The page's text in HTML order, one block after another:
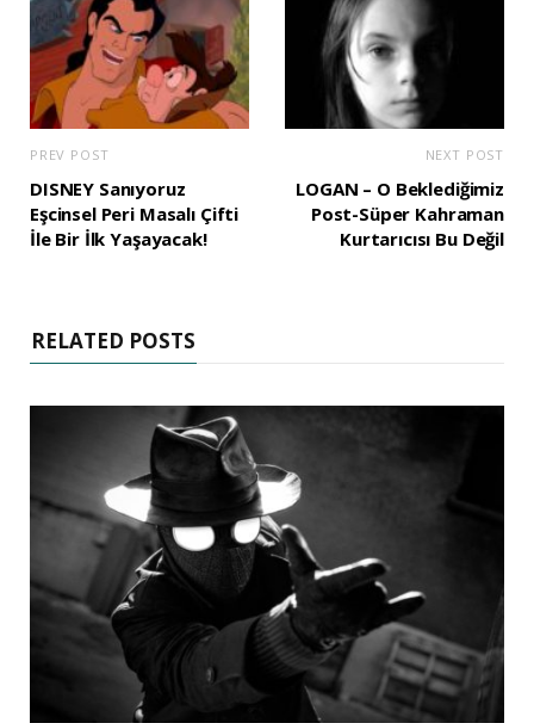
PREV POST
DISNEY Sanıyoruz
Eşcinsel Peri Masalı Çifti
İle Bir İlk Yaşayacak!
NEXT POST
LOGAN – O Beklediğimiz
Post-Süper Kahraman
Kurtarıcısı Bu Değil
RELATED POSTS